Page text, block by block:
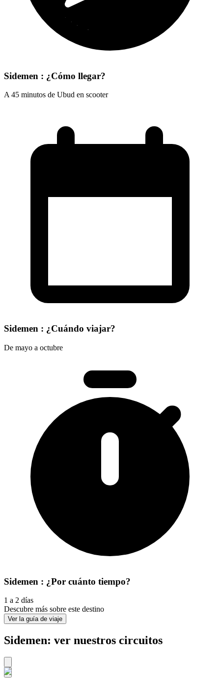
Sidemen : ¿Cómo llegar?
A 45 minutos de Ubud en scooter
Sidemen : ¿Cuándo viajar?
De mayo a octubre
Sidemen : ¿Por cuánto tiempo?
1 a 2 días
Descubre más sobre este destino
Ver la guía de viaje
Sidemen: ver nuestros circuitos